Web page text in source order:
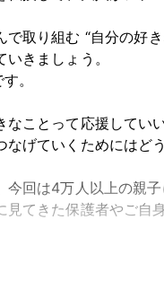
で取り組む “自分の好
きましょう。
。
なことって応援してい
なげていくためにはど
今回は4万人以上の親
見てきた保護者やご自